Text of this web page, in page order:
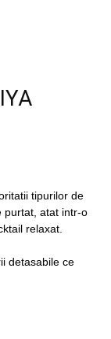
tipurilor de
purtat, atat intr-o
relaxat.
detasabile ce